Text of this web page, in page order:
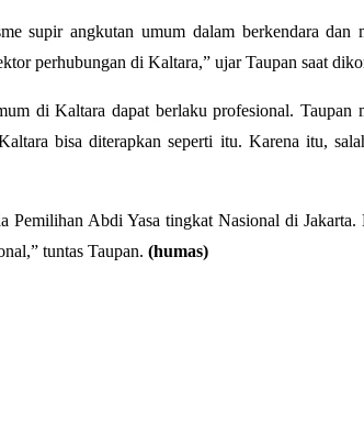
supir angkutan umum dalam berkendara dan
perhubungan di Kaltara,” ujar Taupan saat
di Kaltara dapat berlaku profesional. Taupan
bisa diterapkan seperti itu. Karena itu,
Pemilihan Abdi Yasa tingkat Nasional di
tuntas Taupan. (humas)